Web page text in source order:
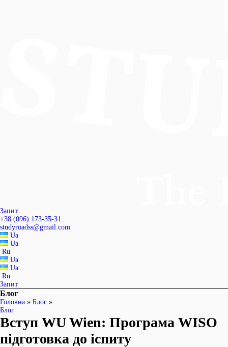
Запит
+38 (096) 173-35-31
studyroadss@gmail.com
Ua
Ua
Ru
Ua
Ua
Ru
Запит
Блог
Головна » Блог »
Блог
Вступ WU Wien: Програма WISO
підготовка до іспиту